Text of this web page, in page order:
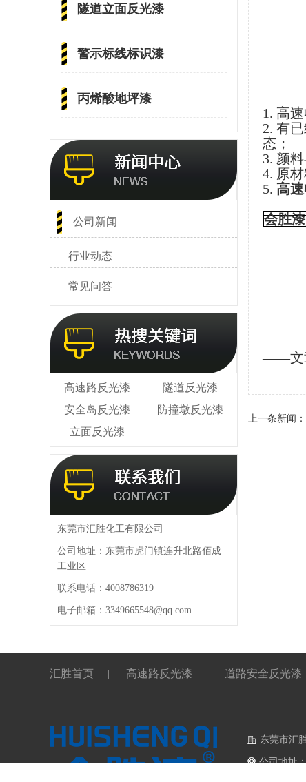
隧道立面反光漆
警示标线标识漆
丙烯酸地坪漆
公司新闻
行业动态
常见问答
高速路反光漆
隧道反光漆
安全岛反光漆
防撞墩反光漆
立面反光漆
东莞市汇胜化工有限公司
公司地址：东莞市虎门镇连升北路佰成
工业区
联系电话：4008786319
电子邮箱：3349665548@qq.com
1. 高
2. 有
态；
3. 颜
4. 原
5. 高
会胜
——文
上一条新闻：
汇胜首页 | 高速路反光漆 | 道路安全反光漆
东莞市汇
公司地址